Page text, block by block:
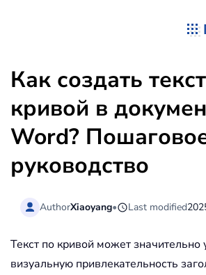
Как создать
кривой в
Word?
руководство
AuthorXiaoyang• Last modified
Текст по кривой может значительно
визуальную привлекательность